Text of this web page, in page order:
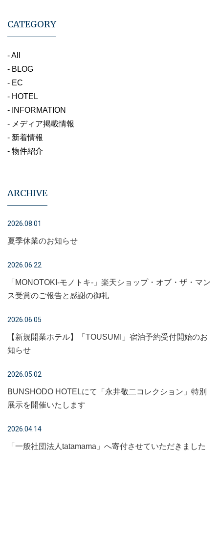
CATEGORY
- All
- BLOG
- EC
- HOTEL
- INFORMATION
- メディア掲載情報
- 新着情報
- 物件紹介
ARCHIVE
2026.08.01
夏季休業のお知らせ
2026.06.22
「MONOTOKI-モノトキ-」楽天ショップ・オブ・ザ・マン
ス受賞のご報告と感謝の御礼
2026.06.05
【新規開業ホテル】「TOUSUMI」宿泊予約受付開始のお
知らせ
2026.05.02
BUNSHODO HOTELにて「永井敬二コレクション」特別
展示を開催いたします
2026.04.14
「一般社団法人tatamama」へ寄付させていただきました